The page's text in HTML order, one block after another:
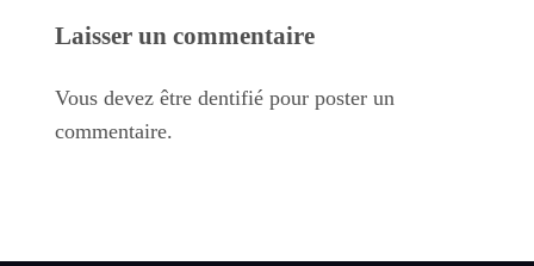
Laisser un commentaire
Vous devez être dentifié pour poster un
commentaire.